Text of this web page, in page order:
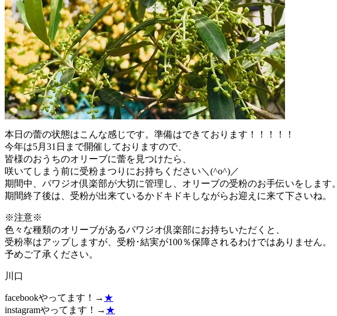
本日の蕾の状態はこんな感じです。準備はできております！！！！！
今年は5月31日まで開催しておりますので、
皆様のおうちのオリーブに蕾を見つけたら、
咲いてしまう前に受粉まつりにお持ちください＼(^o^)／
期間中、パワジオ倶楽部が大切に管理し、オリーブの受粉のお手伝いをします。
期間終了後は、受粉が出来ているかドキドキしながらお迎えに来て下さいね。
※注意※
色々な種類のオリーブがあるパワジオ倶楽部にお持ちいただくと、
受粉率はアップしますが、受粉･結実が100％保障されるわけではありません。
予めご了承ください。
川口
facebookやってます！→ ★
instagramやってます！→ ★